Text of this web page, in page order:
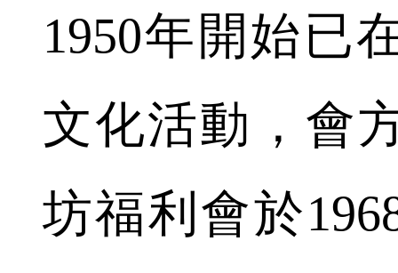
1950年開始已
文化活動，會
坊福利會於